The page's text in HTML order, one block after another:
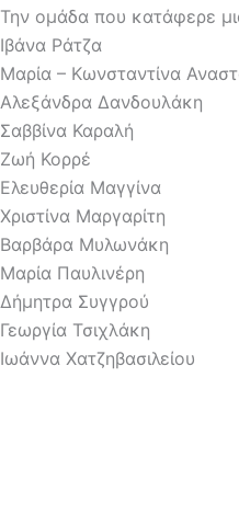
Την ομάδα που κατάφερε
Ιβάνα Ράτζα
Μαρία – Κωνσταντίνα
Αλεξάνδρα Δανδουλάκη
Σαββίνα Καραλή
Ζωή Κορρέ
Ελευθερία Μαγγίνα
Χριστίνα Μαργαρίτη
Βαρβάρα Μυλωνάκη
Μαρία Παυλινέρη
Δήμητρα Συγγρού
Γεωργία Τσιχλάκη
Ιωάννα Χατζηβασιλείου